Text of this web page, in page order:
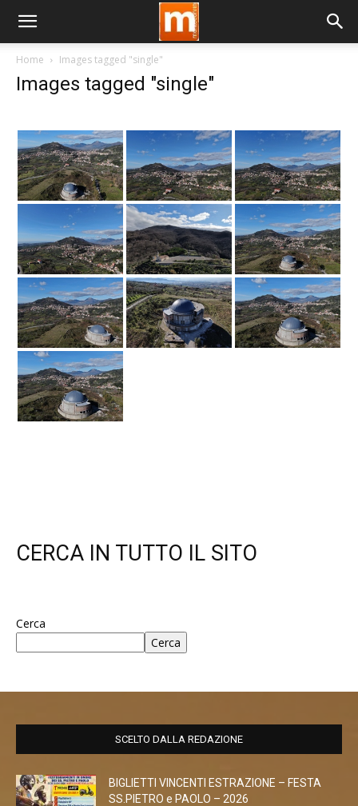
Home Images tagged "single"
Images tagged "single"
CERCA IN TUTTO IL SITO
Cerca
Cerca
SCELTO DALLA REDAZIONE
BIGLIETTI VINCENTI ESTRAZIONE – FESTA
SS.PIETRO e PAOLO – 2026